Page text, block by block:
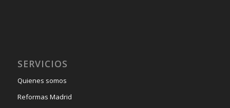
SERVICIOS
Quienes somos
Reformas Madrid